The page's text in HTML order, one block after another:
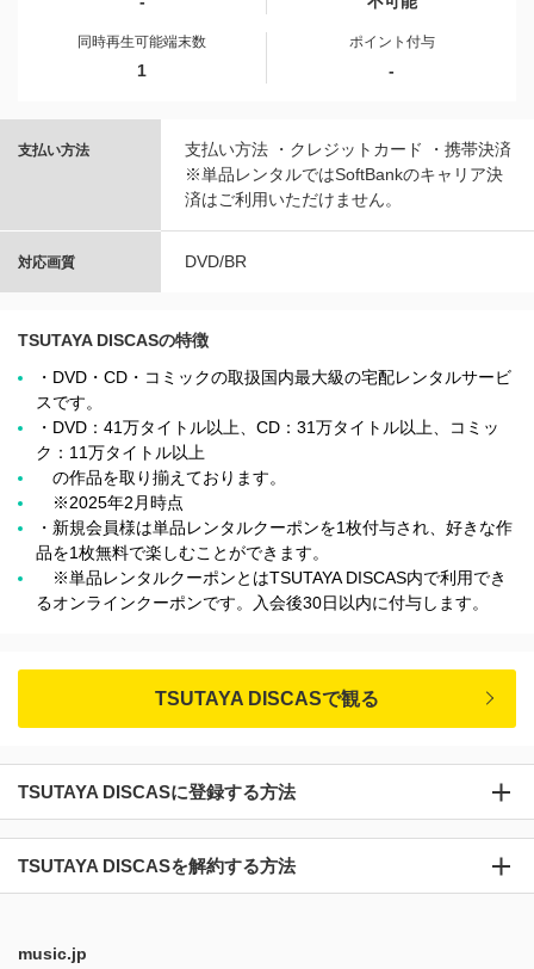
同時再生可能端末数
1
ポイント付与
-
支払い方法
支払い方法 ・クレジットカード ・携帯決済
※単品レンタルではSoftBankのキャリア決
済はご利用いただけません。
対応画質 DVD/BR
TSUTAYA DISCASの特徴
・DVD・CD・コミックの取扱国内最大級の宅配レンタルサービ
スです。
・DVD：41万タイトル以上、CD：31万タイトル以上、コミッ
ク：11万タイトル以上
の作品を取り揃えております。
※2025年2月時点
・新規会員様は単品レンタルクーポンを1枚付与され、好きな作
品を1枚無料で楽しむことができます。
※単品レンタルクーポンとはTSUTAYA DISCAS内で利用でき
るオンラインクーポンです。入会後30日以内に付与します。
TSUTAYA DISCASで観る
TSUTAYA DISCASに登録する方法
TSUTAYA DISCASを解約する方法
music.jp